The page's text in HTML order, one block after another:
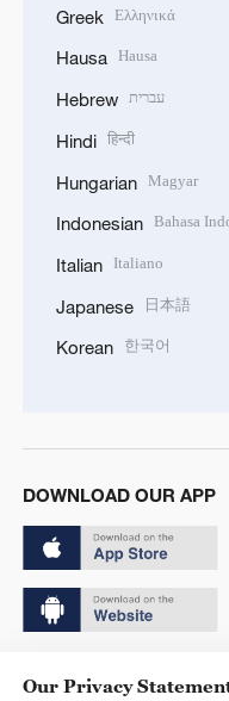
Greek Ελληνικά
Hausa Hausa
Hebrew עברית
Hindi हिन्दी
Hungarian Magyar
Indonesian Bahasa
Italian Italiano
Japanese 日本語
Korean 한국어
DOWNLOAD OUR APP
Our Privacy